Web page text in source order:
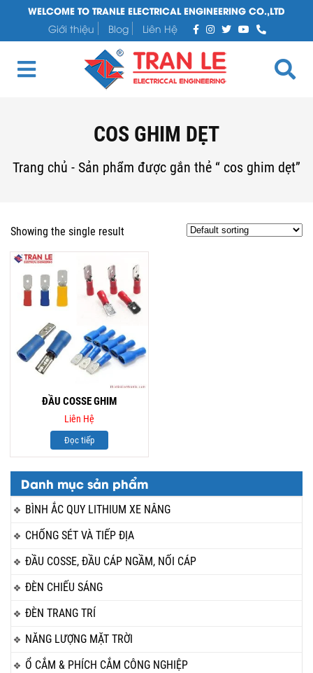
WELCOME TO TRANLE ELECTRICAL ENGINEERING CO.,LTD
Giới thiệu
Blog Liên Hệ
COS GHIM DẸT
Trang chủ - Sản phẩm được gắn thẻ “ cos ghim dẹt”
Danh mục sản phẩm
BÌNH ẮC QUY LITHIUM XE NÂNG
CHỐNG SÉT VÀ TIẾP ĐỊA
ĐẦU COSSE, ĐẦU CÁP NGẦM, NỐI CÁP
ĐÈN CHIẾU SÁNG
ĐÈN TRANG TRÍ
NĂNG LƯỢNG MẶT TRỜI
Ổ CẮM & PHÍCH CẮM CÔNG NGHIỆP
Showing the single result
ĐẦU COSSE GHIM
Liên Hệ
Đọc tiếp